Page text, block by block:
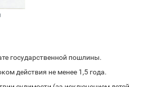
государственной пошлины.
действия не менее 1,5 года.